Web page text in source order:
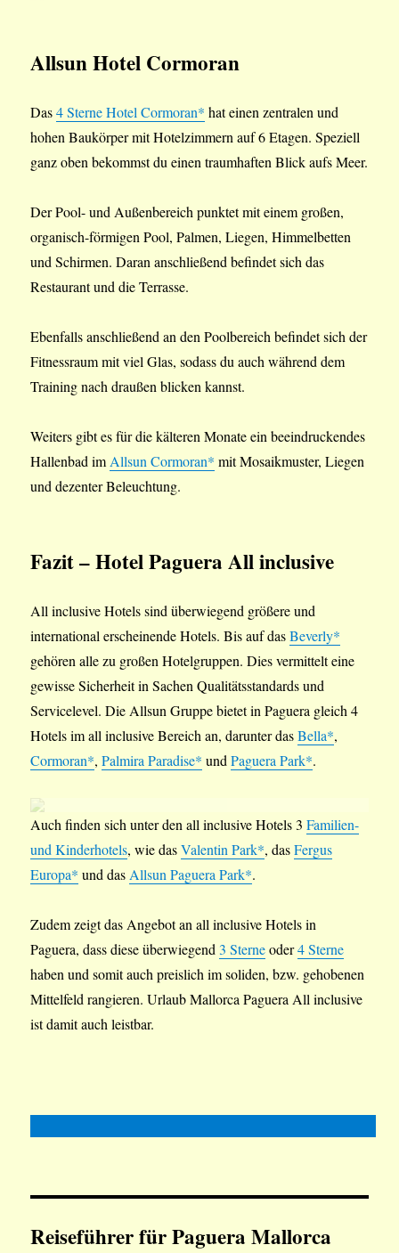
Allsun Hotel Cormoran
Das4 Sterne Hotel Cormoran* hat einen zentralen und
hohen Baukörper mit Hotelzimmern auf 6 Etagen. Speziell
ganz oben bekommst du einen traumhaften Blick aufs Meer.
Der Pool- und Außenbereich punktet mit einem großen,
organisch-förmigen Pool, Palmen, Liegen, Himmelbetten
und Schirmen. Daran anschließend befindet sich das
Restaurant und die Terrasse.
Ebenfalls anschließend an den Poolbereich befindet sich der
Fitnessraum mit viel Glas, sodass du auch während dem
Training nach draußen blicken kannst.
Weiters gibt es für die kälteren Monate ein beeindruckendes
Hallenbad imAllsun Cormoran* mit Mosaikmuster, Liegen
und dezenter Beleuchtung.
Fazit– Hotel Paguera All inclusive
All inclusive Hotels sind überwiegend größere und
international erscheinende Hotels. Bis auf dasBeverly*
gehören alle zu großen Hotelgruppen. Dies vermittelt eine
gewisse Sicherheit in Sachen Qualitätsstandards und
Servicelevel. Die Allsun Gruppe bietet in Paguera gleich 4
Hotels im all inclusive Bereich an, darunter dasBella*,
Cormoran*,Palmira Paradise* undPaguera Park*.
Auch finden sich unter den all inclusive Hotels 3Familien-
und Kinderhotels, wie dasValentin Park*, dasFergus
Europa* und dasAllsun Paguera Park*.
Zudem zeigt das Angebot an all inclusive Hotels in
Paguera, dass diese überwiegend3 Sterneoder4 Sterne
haben und somit auch preislich im soliden, bzw. gehobenen
Mittelfeld rangieren. Urlaub Mallorca Paguera All inclusive
ist damit auch leistbar.
Reiseführer für Paguera Mallorca